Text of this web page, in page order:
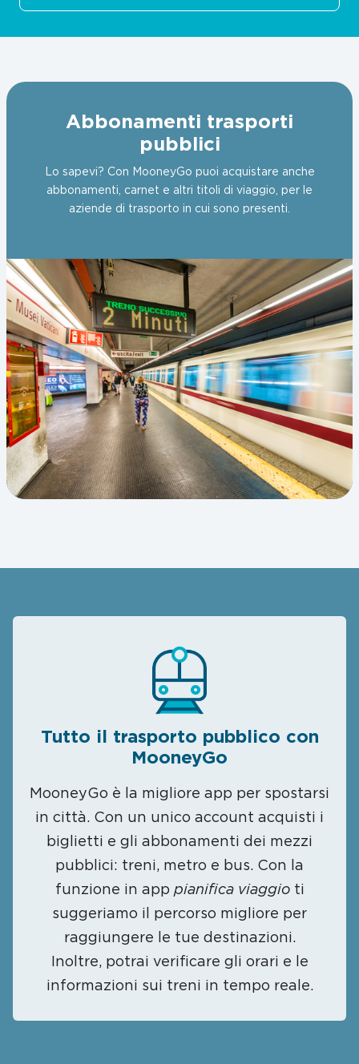
Abbonamenti trasporti
pubblici
Lo sapevi? Con MooneyGo puoi acquistare anche
abbonamenti, carnet e altri titoli di viaggio, per le
aziende di trasporto in cui sono presenti.
Tutto il trasporto pubblico con
MooneyGo
MooneyGo è la migliore app per spostarsi
in città. Con un unico account acquisti i
biglietti e gli abbonamenti dei mezzi
pubblici: treni, metro e bus. Con la
funzione in app pianifica viaggioti
suggeriamo il percorso migliore per
raggiungere le tue destinazioni.
Inoltre, potrai verificare gli orari e le
informazioni sui treni in tempo reale.